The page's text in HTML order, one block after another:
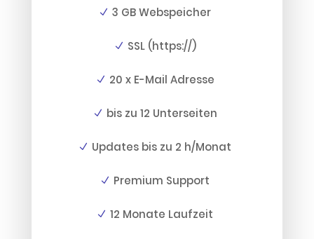
3 GB Webspeicher
SSL (https://)
20 x E-Mail Adresse
bis zu 12 Unterseiten
Updates bis zu 2 h/Monat
Premium Support
12 Monate Laufzeit